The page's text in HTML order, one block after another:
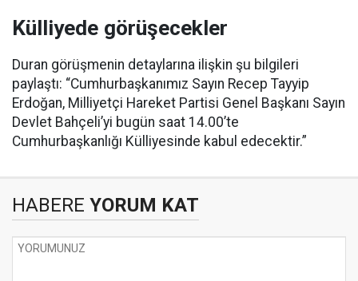
Külliyede görüşecekler
Duran görüşmenin detaylarına ilişkin şu bilgileri
paylaştı: “Cumhurbaşkanımız Sayın Recep Tayyip
Erdoğan, Milliyetçi Hareket Partisi Genel Başkanı Sayın
Devlet Bahçeli’yi bugün saat 14.00’te
Cumhurbaşkanlığı Külliyesinde kabul edecektir.”
HABERE YORUM KAT